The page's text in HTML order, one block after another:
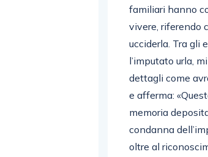
familiari hanno
vivere, riferendo
ucciderla. Tra gli
l’imputato urla,
dettagli come
e afferma:
memoria
condanna
oltre al